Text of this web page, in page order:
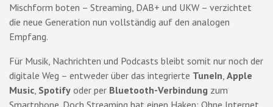
Mischform boten – Streaming, DAB+ und UKW – verzichtet
die neue Generation nun vollständig auf den analogen
Empfang.
Für Musik, Nachrichten und Podcasts bleibt somit nur noch der
digitale Weg – entweder über das integrierte TuneIn, Apple
Music, Spotify oder per Bluetooth-Verbindung zum